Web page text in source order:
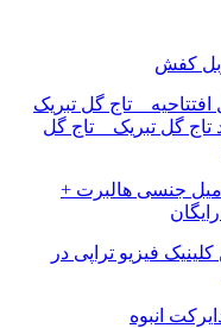
کفش
افتتاحیه _ تاج گل تبریک
تاج گل تبریک _ تاج گل
جنسی هالبرت +
کلینیک فیزیو تراپی در
انبوه